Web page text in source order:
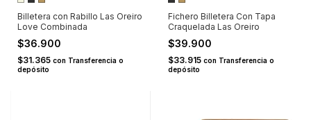
Billetera con Rabillo Las Oreiro
Love Combinada
$36.900
$31.365 con Transferencia o
depósito
Fichero Billetera Con Tapa
Craquelada Las Oreiro
$39.900
$33.915 con Transferencia o
depósito